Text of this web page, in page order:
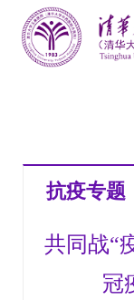
抗疫专题
共同战“
冠